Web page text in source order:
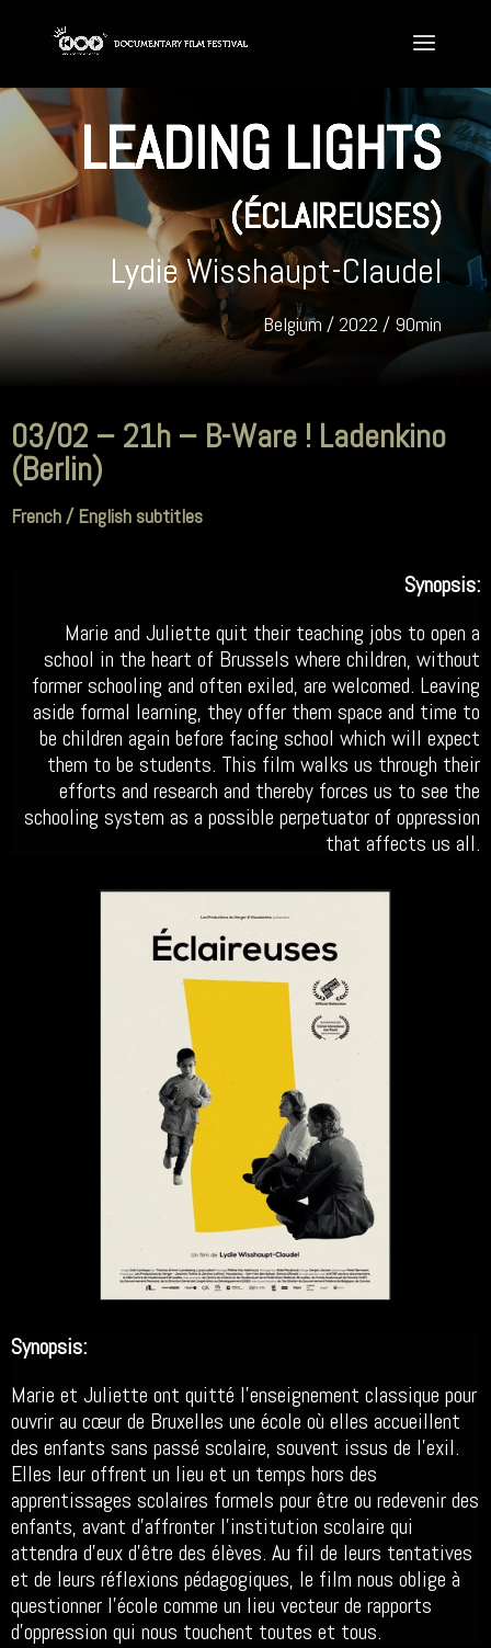
LEADING LIGHTS
(ÉCLAIREUSES)
Lydie Wisshaupt-Claudel
Belgium / 2022 / 90min
03/02 – 21h – B-Ware ! Ladenkino
(Berlin)
French / English subtitles
Synopsis:
Marie and Juliette quit their teaching jobs to open a
school in the heart of Brussels where children, without
former schooling and often exiled, are welcomed. Leaving
aside formal learning, they offer them space and time to
be children again before facing school which will expect
them to be students. This film walks us through their
efforts and research and thereby forces us to see the
schooling system as a possible perpetuator of oppression
that affects us all.
Synopsis:
Marie et Juliette ont quitté l’enseignement classique pour
ouvrir au cœur de Bruxelles une école où elles accueillent
des enfants sans passé scolaire, souvent issus de l’exil.
Elles leur offrent un lieu et un temps hors des
apprentissages scolaires formels pour être ou redevenir des
enfants, avant d’affronter l’institution scolaire qui
attendra d’eux d’être des élèves. Au fil de leurs tentatives
et de leurs réflexions pédagogiques, le film nous oblige à
questionner l’école comme un lieu vecteur de rapports
d’oppression qui nous touchent toutes et tous.